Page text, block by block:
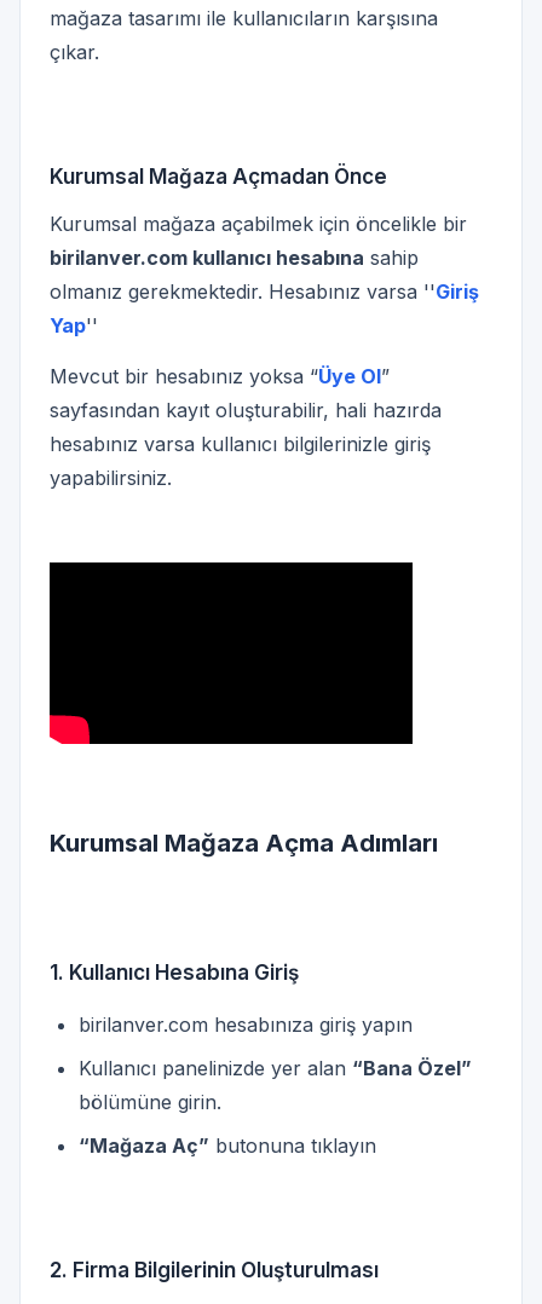
mağaza tasarımı ile kullanıcıların karşısına
çıkar.
Kurumsal Mağaza Açmadan Önce
Kurumsal mağaza açabilmek için öncelikle bir
birilanver.com kullanıcı hesabına sahip
olmanız gerekmektedir. Hesabınız varsa ''Giriş
Yap''
Mevcut bir hesabınız yoksa “Üye Ol”
sayfasından kayıt oluşturabilir, hali hazırda
hesabınız varsa kullanıcı bilgilerinizle giriş
yapabilirsiniz.
Kurumsal Mağaza Açma Adımları
1. Kullanıcı Hesabına Giriş
birilanver.com hesabınıza giriş yapın
Kullanıcı panelinizde yer alan “Bana Özel”
bölümüne girin.
“Mağaza Aç” butonuna tıklayın
2. Firma Bilgilerinin Oluşturulması